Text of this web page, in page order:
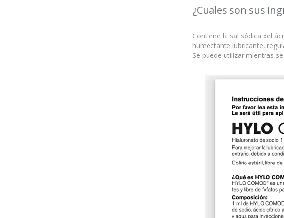
¿Cuales son sus
Contiene la sal sódica del
humectante lubricante,
Se puede utilizar mientras